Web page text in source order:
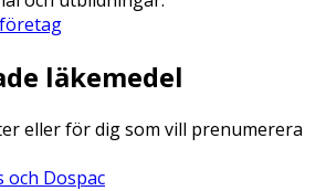
läkemedel
eller för dig som vill prenumerera
och Dospac